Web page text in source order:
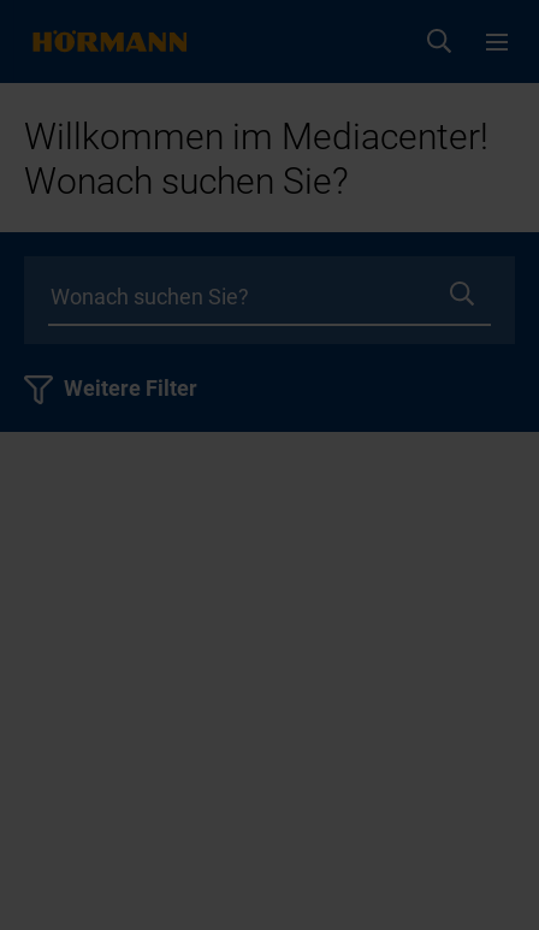
Willkommen im Mediacenter!
Wonach suchen Sie?
Weitere Filter